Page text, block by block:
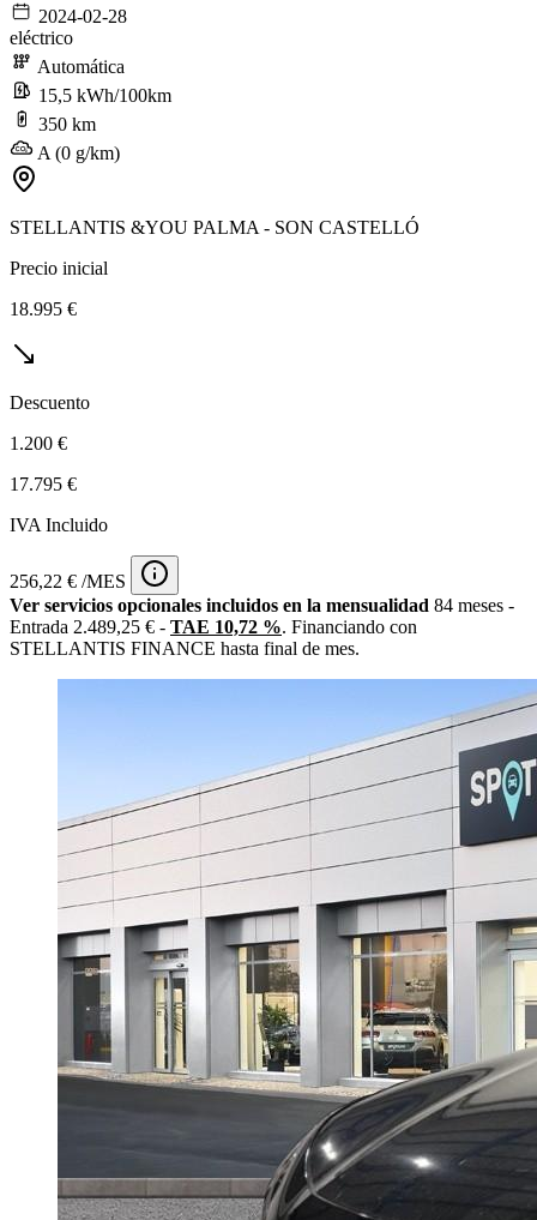
2024-02-28
eléctrico
Automática
15,5 kWh/100km
350 km
A (0 g/km)
STELLANTIS &YOU PALMA - SON CASTELLÓ
Precio inicial
18.995 €
Descuento
1.200 €
17.795 €
IVA Incluido
256,22 € /MES
Ver servicios opcionales incluidos en la mensualidad 84 meses -
Entrada 2.489,25 € - TAE 10,72 %. Financiando con
STELLANTIS FINANCE hasta final de mes.